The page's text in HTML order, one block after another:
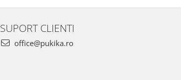
SUPORT CLIENTI
office@pukika.ro